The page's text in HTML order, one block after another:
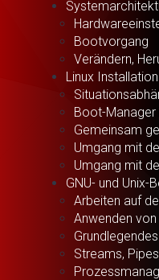
Bootvorgang
Verändern,
Linux
Boot-Manager
Gemeinsam
Umgang mit
Umgang mit
GNU- und Unix-
Arbeiten auf
Anwenden
Streams,